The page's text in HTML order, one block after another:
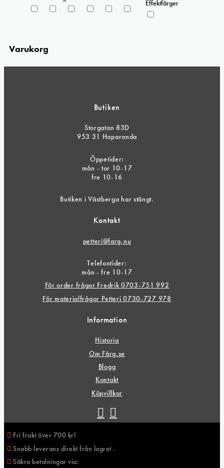
Effektfärger
Varukorg
Butiken
Storgatan 83D
953 31 Haparanda
Öppetider:
mån - tor 10-17
fre 10-16
Butiken i Västberga har stängt.
Kontakt
petteri@farg.nu
Telefontider:
mån - fre 10-17
För order frågor Fredrik 0703-751 992
För materialfrågor Petteri 0730-727 978
Information
Historia
Om Färg.se
Blogg
Kontakt
Köpvillkor
Fri frakt över 700 kr!
Snabb leverans direkt från lagret .
Säkra betalningar via: